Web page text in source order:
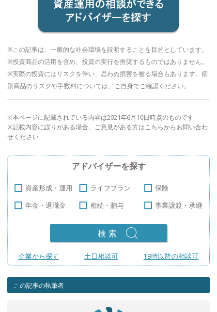
※この記事は、一般的な社会環境を説明することを目的としています。
※投資商品の活用を含め、投資の実行を推奨するものではありません。
※実際の投資にはリスクを伴い、思わぬ損害を被る場合もあります。個
別商品のリスクや手数料については、ご自身でご確認ください。
※本ページに記載されている内容は2021年6月10日時点のものです
※記載内容に誤りがある場合、ご意見がある方はこちらからお問い合わ
せください
アドバイザーを探す
資産形成・運用 ライフプラン
保険
年金・退職金
相続・贈与 事業譲渡・承継
検索
企業から探す 土日相談可 19時以降の相談可
この記事の執筆者